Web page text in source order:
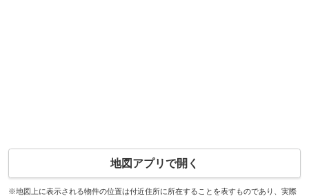
地図アプリで開く
※地図上に表示される物件の位置は付近住所に所在することを表すものであり、実際